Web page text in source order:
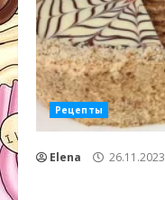
Рецепты
Elena 26.11.2023